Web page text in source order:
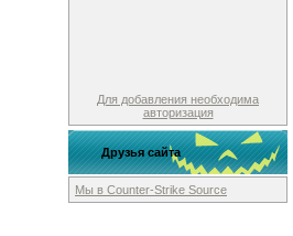
Для добавления необходима
авторизация
Друзья сайта
Мы в Counter-Strike Source